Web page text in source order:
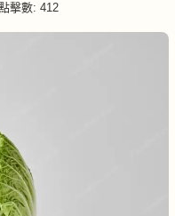
擊數: 412